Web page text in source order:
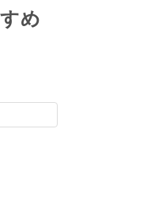
め